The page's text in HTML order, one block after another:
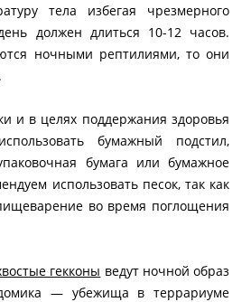
тела избегая чрезмерного
должен длиться 10-12 часов.
ночными рептилиями, то они
и в целях поддержания здоровья
бумажный подстил,
бумага или бумажное
использовать песок, так как
во время поглощения
гекконы ведут ночной образ
— убежища в террариуме